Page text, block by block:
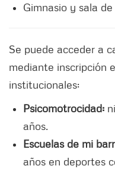
Gimnasio y sala
Se puede acceder a
mediante inscripción
institucionales:
Psicomotrocidad:
años.
Escuelas de mi
años en deportes